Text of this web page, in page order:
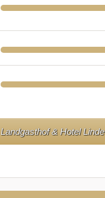
Landgasthof & Hotel Linde